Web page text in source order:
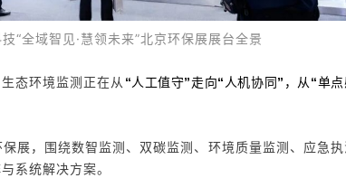
“全域智见·慧领未来”北京环保展展台全景
态环境监测正在从 “人工值守”走向“ 人机协同” ，从 “单点
展，围绕数智监测、双碳监测、环境质量监测、应急
系统解决方案。